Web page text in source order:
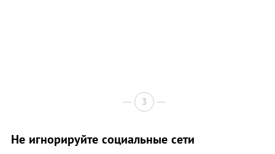
3
Не игнорируйте социальные сети